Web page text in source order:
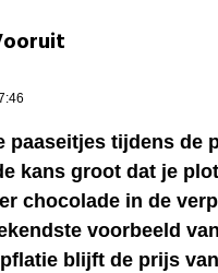
paaseitjes tijdens de
kans groot dat je
chocolade in de
voorbeeld
blijft de prijs